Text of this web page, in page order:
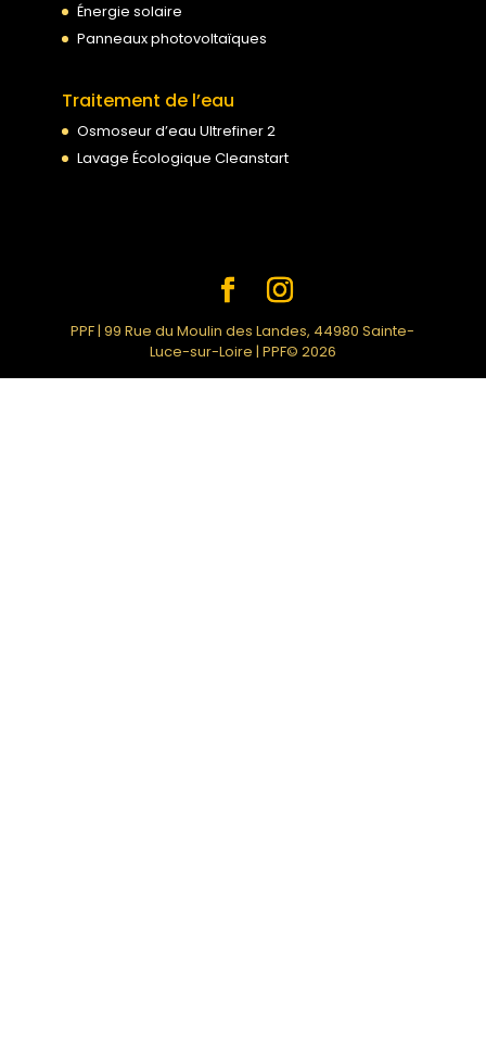
Énergie solaire
Panneaux photovoltaïques
Traitement de l’eau
Osmoseur d’eau Ultrefiner 2
Lavage Écologique Cleanstart
PPF | 99 Rue du Moulin des Landes, 44980 Sainte-
Luce-sur-Loire | PPF© 2026